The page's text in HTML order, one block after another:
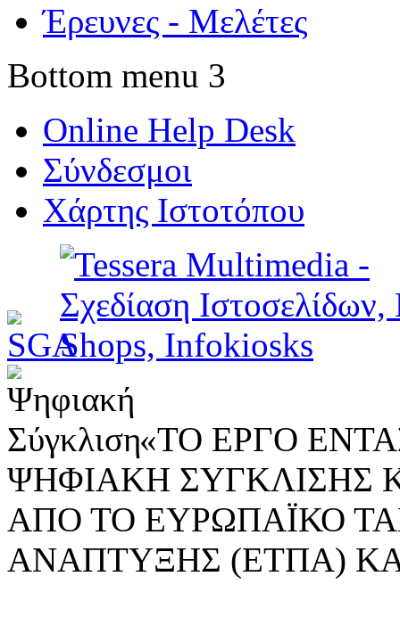
Έρευνες - Μελέτες
Bottom menu 3
Online Help Desk
Σύνδεσμοι
Χάρτης Ιστοτόπου
«ΤΟ ΕΡΓΟ
ΨΗΦΙΑΚΗ ΣΥΓΚΛΙΣΗΣ
ΑΠΟ ΤΟ ΕΥΡΩΠΑΪΚΟ
ΑΝΑΠΤΥΞΗΣ (ΕΤΠΑ)